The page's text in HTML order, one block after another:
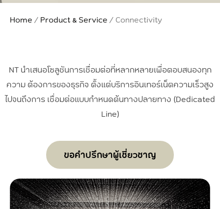
Home / Product & Service / Connectivity
NT นำเสนอโซลูชันการเชื่อมต่อที่หลากหลายเพื่อตอบสนองทุก
ความ ต้องการของธุรกิจ ตั้งแต่บริการอินเทอร์เน็ตความเร็วสูง
ไปจนถึงการ เชื่อมต่อแบบกำหนดต้นทางปลายทาง (Dedicated
Line)
ขอคำปรึกษาผู้เชี่ยวชาญ